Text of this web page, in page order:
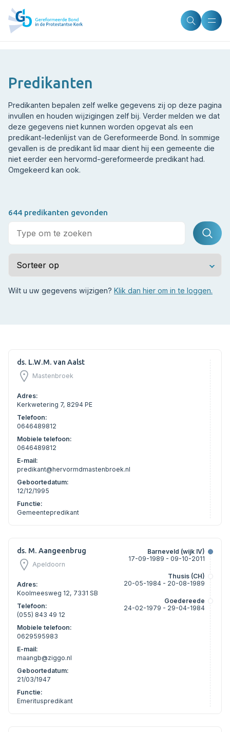
Predikanten
Predikanten bepalen zelf welke gegevens zij op deze pagina
invullen en houden wijzigingen zelf bij. Verder melden we dat
deze gegevens niet kunnen worden opgevat als een
predikant-ledenlijst van de Gereformeerde Bond. In sommige
gevallen is de predikant lid maar dient hij een gemeente die
niet eerder een hervormd-gereformeerde predikant had.
Omgekeerd kan ook.
644 predikanten gevonden
Wilt u uw gegevens wijzigen? Klik dan hier om in te loggen.
ds. L.W.M. van Aalst
Mastenbroek
Adres:
Kerkwetering 7, 8294 PE
Telefoon:
0646489812
Mobiele telefoon:
0646489812
E-mail:
predikant@hervormdmastenbroek.nl
Geboortedatum:
12/12/1995
Functie:
Gemeentepredikant
ds. M. Aangeenbrug
Apeldoorn
Adres:
Koolmeesweg 12, 7331 SB
Telefoon:
(055) 843 49 12
Mobiele telefoon:
0629595983
E-mail:
maangb@ziggo.nl
Geboortedatum:
21/03/1947
Functie:
Emerituspredikant
Barneveld (wijk IV)
17-09-1989 - 09-10-2011
Thusis (CH)
20-05-1984 - 20-08-1989
Goedereede
24-02-1979 - 29-04-1984